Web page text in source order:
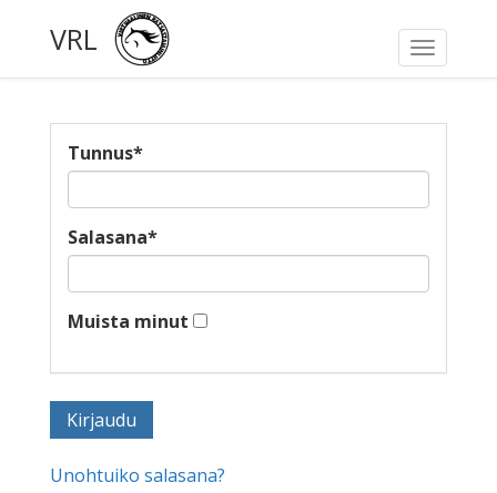
Toggle
VRL
Tunnus*
Salasana*
Muista minut
Unohtuiko salasana?